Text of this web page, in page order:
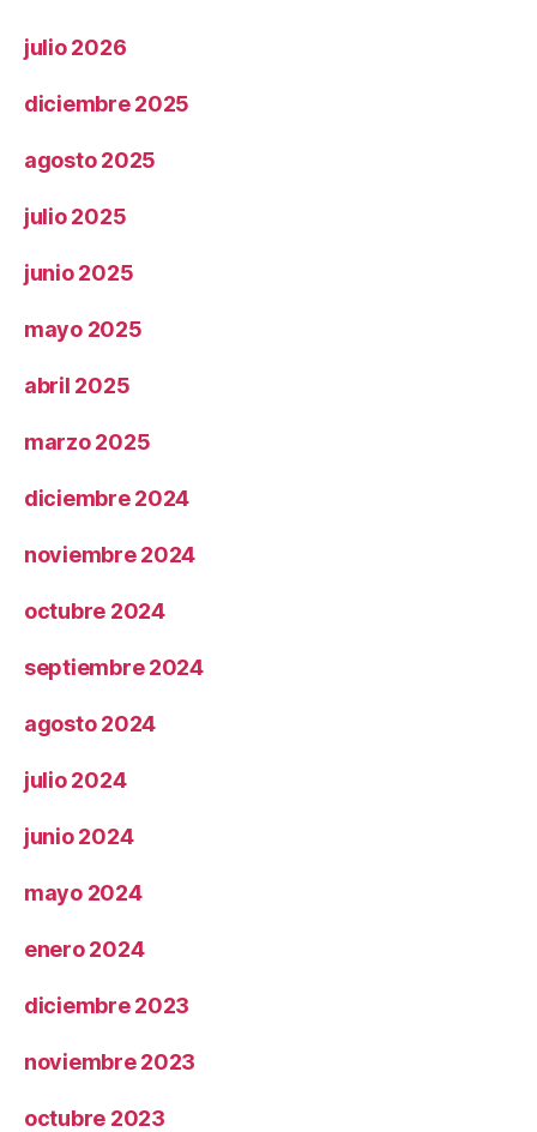
julio 2026
diciembre 2025
agosto 2025
julio 2025
junio 2025
mayo 2025
abril 2025
marzo 2025
diciembre 2024
noviembre 2024
octubre 2024
septiembre 2024
agosto 2024
julio 2024
junio 2024
mayo 2024
enero 2024
diciembre 2023
noviembre 2023
octubre 2023